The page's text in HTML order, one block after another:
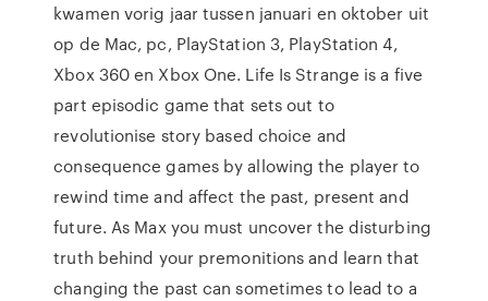
kwamen vorig jaar tussen januari en oktober uit
op de Mac, pc, PlayStation 3, PlayStation 4,
Xbox 360 en Xbox One. Life Is Strange is a five
part episodic game that sets out to
revolutionise story based choice and
consequence games by allowing the player to
rewind time and affect the past, present and
future. As Max you must uncover the disturbing
truth behind your premonitions and learn that
changing the past can sometimes to lead to a